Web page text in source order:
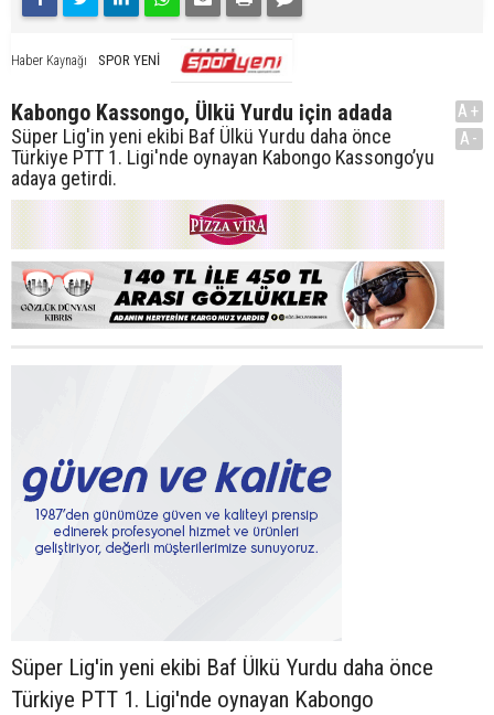
Haber Kaynağı SPOR YENİ
Kabongo Kassongo, Ülkü Yurdu için adada
Süper Lig'in yeni ekibi Baf Ülkü Yurdu daha önce
Türkiye PTT 1. Ligi'nde oynayan Kabongo Kassongo’yu
adaya getirdi.
A+
A-
Süper Lig'in yeni ekibi Baf Ülkü Yurdu daha önce
Türkiye PTT 1. Ligi'nde oynayan Kabongo